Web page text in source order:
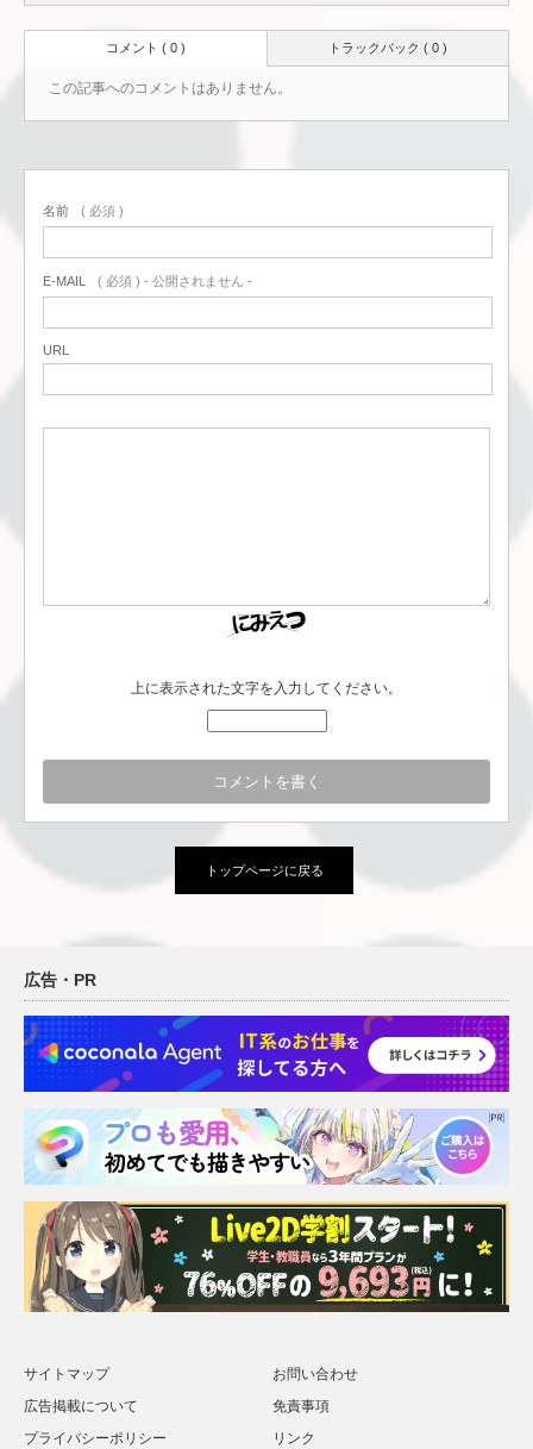
トラックバック ( 0 )
コメント ( 0 )
この記事へのコメントはありません。
名前 ( 必須 )
E-MAIL ( 必須 ) - 公開されません -
URL
上に表示された文字を入力してください。
トップページに戻る
広告・PR
サイトマップ
お問い合わせ
広告掲載について
免責事項
プライバシーポリシー
リンク